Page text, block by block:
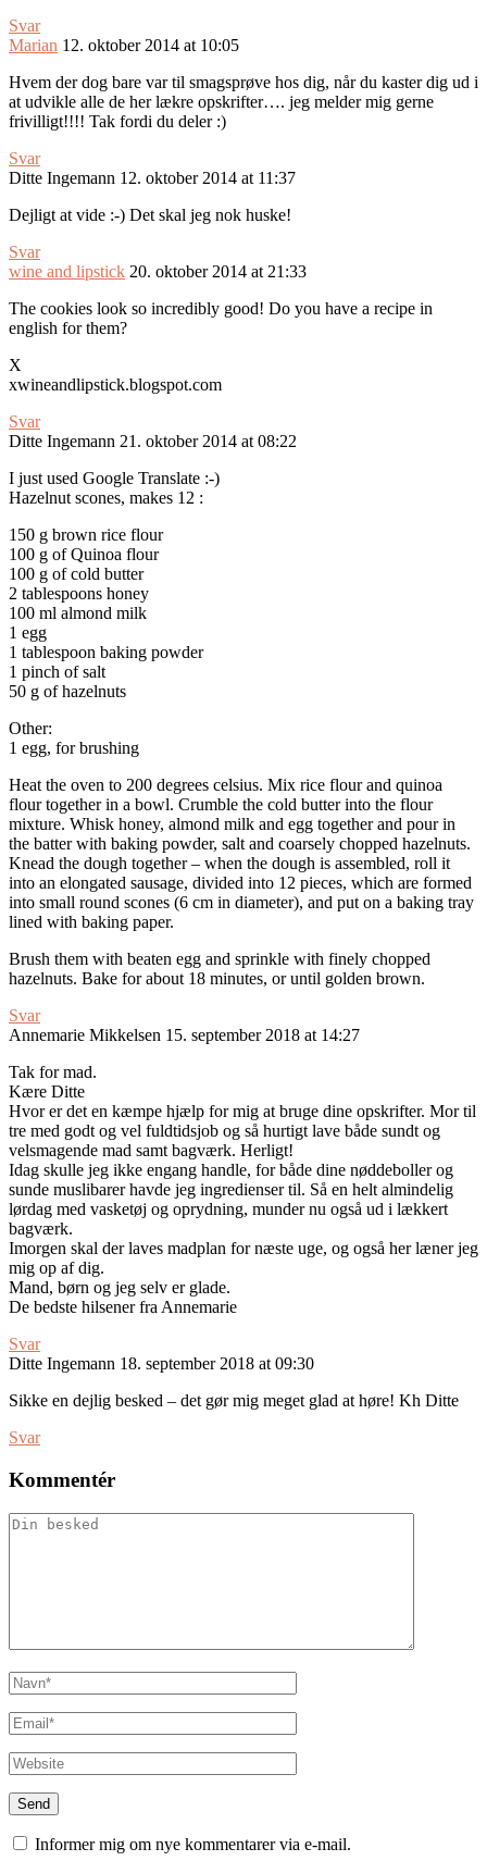
Svar
Marian 12. oktober 2014 at 10:05
Hvem der dog bare var til smagsprøve hos dig, når du kaster dig ud i
at udvikle alle de her lækre opskrifter…. jeg melder mig gerne
frivilligt!!!! Tak fordi du deler :)
Svar
Ditte Ingemann 12. oktober 2014 at 11:37
Dejligt at vide :-) Det skal jeg nok huske!
Svar
wine and lipstick 20. oktober 2014 at 21:33
The cookies look so incredibly good! Do you have a recipe in
english for them?
X
xwineandlipstick.blogspot.com
Svar
Ditte Ingemann 21. oktober 2014 at 08:22
I just used Google Translate :-)
Hazelnut scones, makes 12 :
150 g brown rice flour
100 g of Quinoa flour
100 g of cold butter
2 tablespoons honey
100 ml almond milk
1 egg
1 tablespoon baking powder
1 pinch of salt
50 g of hazelnuts
Other:
1 egg, for brushing
Heat the oven to 200 degrees celsius. Mix rice flour and quinoa
flour together in a bowl. Crumble the cold butter into the flour
mixture. Whisk honey, almond milk and egg together and pour in
the batter with baking powder, salt and coarsely chopped hazelnuts.
Knead the dough together – when the dough is assembled, roll it
into an elongated sausage, divided into 12 pieces, which are formed
into small round scones (6 cm in diameter), and put on a baking tray
lined with baking paper.
Brush them with beaten egg and sprinkle with finely chopped
hazelnuts. Bake for about 18 minutes, or until golden brown.
Svar
Annemarie Mikkelsen 15. september 2018 at 14:27
Tak for mad.
Kære Ditte
Hvor er det en kæmpe hjælp for mig at bruge dine opskrifter. Mor til
tre med godt og vel fuldtidsjob og så hurtigt lave både sundt og
velsmagende mad samt bagværk. Herligt!
Idag skulle jeg ikke engang handle, for både dine nøddeboller og
sunde muslibarer havde jeg ingredienser til. Så en helt almindelig
lørdag med vasketøj og oprydning, munder nu også ud i lækkert
bagværk.
Imorgen skal der laves madplan for næste uge, og også her læner jeg
mig op af dig.
Mand, børn og jeg selv er glade.
De bedste hilsener fra Annemarie
Svar
Ditte Ingemann 18. september 2018 at 09:30
Sikke en dejlig besked – det gør mig meget glad at høre! Kh Ditte
Svar
Kommentér
Informer mig om nye kommentarer via e-mail.